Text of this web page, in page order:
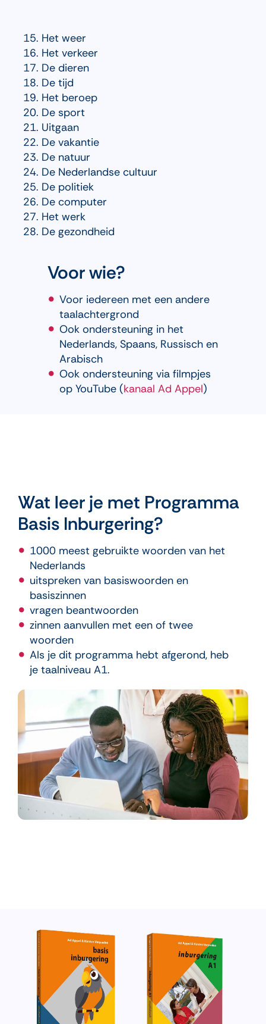
Het weer
Het verkeer
De dieren
De tijd
Het beroep
De sport
Uitgaan
De vakantie
De natuur
De Nederlandse cultuur
De politiek
De computer
Het werk
De gezondheid
Voor wie?
Voor iedereen met een andere
taalachtergrond
Ook ondersteuning in het
Nederlands, Spaans, Russisch en
Arabisch
Ook ondersteuning via filmpjes
op YouTube (kanaal Ad Appel)
Wat leer je met Programma
Basis Inburgering?
1000 meest gebruikte woorden van het
Nederlands
uitspreken van basiswoorden en
basiszinnen
vragen beantwoorden
zinnen aanvullen met een of twee
woorden
Als je dit programma hebt afgerond, heb
je taalniveau A1.